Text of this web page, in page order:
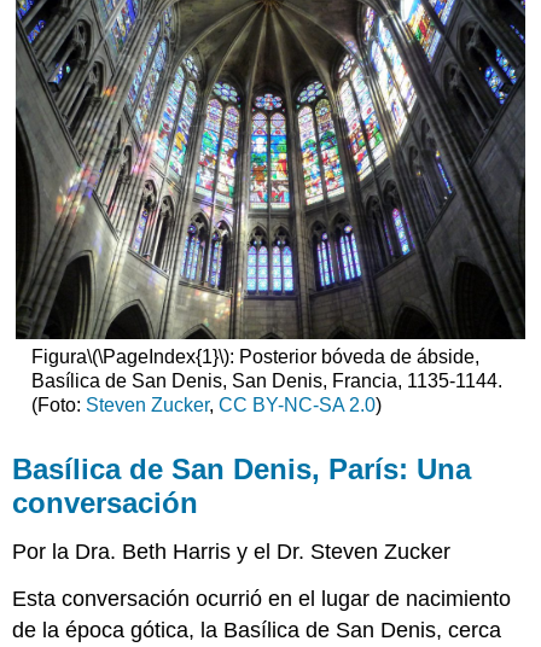
San
Denis,
París:
Una
conversación
Notas
de
los
editores
Catedral
de
Chartres:
una
conversación
La
Catedral
de
Dame,
fuego
modificados,
reconstruidos
Figura\(\PageIndex{1}\): Posterior bóveda de ábside,
Basílica de San Denis, San Denis, Francia, 1135-1144.
(Foto: Steven Zucker, CC BY-NC-SA 2.0)
Basílica de San Denis, París: Una
conversación
Por la Dra. Beth Harris y el Dr. Steven Zucker
Esta conversación ocurrió en el lugar de nacimiento
de la época gótica, la Basílica de San Denis, cerca